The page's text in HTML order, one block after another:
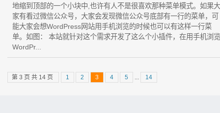
地缩到顶部的一个小块中,也许有人不是很喜欢那种菜单模式。如果大
家有看过微信公众号，大家会发现微信公众号底部有一行的菜单，可
能大家会想WordPress网站用手机浏览的时候也可以有这样一行菜
单。如图： 本站就针对这个需求开发了这么个小插件，在用手机浏览
WordPr...
第 3 页 共 14 页 1 2 3 4 5 ... 14